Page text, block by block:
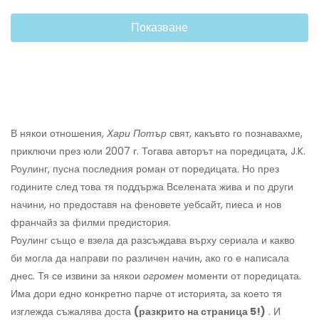
Показване
В някои отношения, Хари Потър свят, какъвто го познавахме,
приключи през юли 2007 г. Тогава авторът на поредицата, J.K.
Роулинг, пусна последния роман от поредицата. Но през
годините след това тя поддържа Вселената жива и по други
начини, но предоставя на феновете уебсайт, пиеса и нов
франчайз за филми предистория.
Роулинг също е взела да разсъждава върху сериала и какво
би могла да направи по различен начин, ако го е написала
днес. Тя се извини за някои огромен моменти от поредицата.
Има дори едно конкретно парче от историята, за което тя
изглежда съжалява доста (разкрито на страница 5!) . И